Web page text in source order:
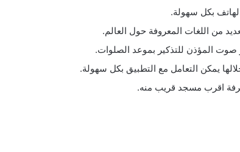
بكل سهولة.
من اللغات المعروفة حول العالم.
المؤذن للتذكير بموعد الصلوات.
يمكن التعامل مع التطبيق بكل سهولة.
اقرب مسجد قريب منه.